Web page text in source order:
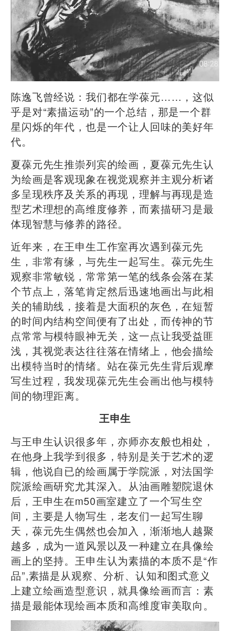
陈逸飞曾经说：我们都在学葆元……，这似
乎是对“素描运动”的一个总结，那是一个群
星闪烁的年代，也是一个让人回味的美好年
代。
夏葆元先生推崇列宾的绘画，夏葆元先生认
为绘画是客观现象在视觉观察并主观分析诸
多呈现秩序及关系的再现，理解与再现是造
型艺术理想的高维度修养，而素描研习是最
体现智慧与修养的路径。
近年来，在王申生工作室再次遇到葆元先
生，非常有缘，与先生一起写生。葆元先生
观察非常敏锐，常常第一笔的线条会落在某
个节点上，落笔肯定然后迅速地画出与此相
关的辅助线，接着是大面积的灰色，在短暂
的时间内结构空间便有了出处，而传神的节
点常常与模特眼神无关，这一点让我受益匪
浅，其视觉表达往往落在情绪上，他会描绘
出模特当时的情绪。站在葆元先生背后观摩
写生过程，我发现葆元先生会画出他与模特
间的物理距离。
王申生
与王申生认识很多年，亦师亦友般也相处，
在他身上我学到很多，特别是关于艺术的逻
辑，他说自已的绘画属于学院派，对法国学
院派绘画研究尤其深入。从油画雕塑院退休
后，王申生在m50画室建立了一个写生空
间，主要是人物写生，老友们一起写生聊
天，葆元先生偶然也会加入，渐渐地人越聚
越多，成为一道风景以及一种建立在具像绘
画上的坚持。王申生认为素描的本质不是“作
品”,素描是从观察、分析、认知和图式意义
上建立绘画造型意识，就具像绘画而言：素
描是最能体现绘画本质和高维度审美取向。